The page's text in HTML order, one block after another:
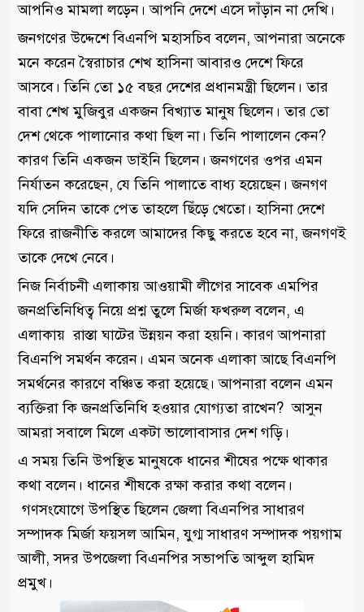
আপনিও মামলা লড়েন। আপনি দেশে এসে দাঁড়ান না দেখি।
জনগণের উদ্দেশে বিএনপি মহাসচিব বলেন, আপনারা অনেকে
মনে করেন স্বৈরাচার শেখ হাসিনা আবারও দেশে ফিরে
আসবে। তিনি তো ১৫ বছর দেশের প্রধানমন্ত্রী ছিলেন। তার
বাবা শেখ মুজিবুর একজন বিখ্যাত মানুষ ছিলেন। তার তো
দেশ থেকে পালানোর কথা ছিল না। তিনি পালালেন কেন?
কারণ তিনি একজন ডাইনি ছিলেন। জনগণের ওপর এমন
নির্যাতন করেছেন, যে তিনি পালাতে বাধ্য হয়েছেন। জনগণ
যদি সেদিন তাকে পেত তাহলে ছিঁড়ে খেতো। হাসিনা দেশে
ফিরে রাজনীতি করলে আমাদের কিছু করতে হবে না, জনগণই
তাকে দেখে নেবে।
নিজ নির্বাচনী এলাকায় আওয়ামী লীগের সাবেক এমপির
জনপ্রতিনিধিত্ব নিয়ে প্রশ্ন তুলে মির্জা ফখরুল বলেন, এ
এলাকায় রাস্তা ঘাটের উন্নয়ন করা হয়নি। কারণ আপনারা
বিএনপি সমর্থন করেন। এমন অনেক এলাকা আছে বিএনপি
সমর্থনের কারণে বঞ্চিত করা হয়েছে। আপনারা বলেন এমন
ব্যক্তিরা কি জনপ্রতিনিধি হওয়ার যোগ্যতা রাখেন? আসুন
আমরা সবালে মিলে একটা ভালোবাসার দেশ গড়ি।
এ সময় তিনি উপস্থিত মানুষকে ধানের শীষের পক্ষে থাকার
কথা বলেন। ধানের শীষকে রক্ষা করার কথা বলেন।
গণসংযোগে উপস্থিত ছিলেন জেলা বিএনপির সাধারণ
সম্পাদক মির্জা ফয়সল আমিন, যুগ্ম সাধারণ সম্পাদক পয়গাম
আলী, সদর উপজেলা বিএনপির সভাপতি আব্দুল হামিদ
প্রমুখ।